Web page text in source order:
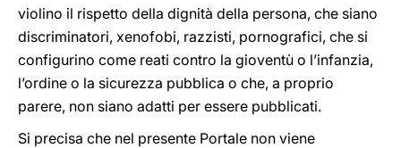
violino il rispetto della dignità della persona, che siano
discriminatori, xenofobi, razzisti, pornografici, che si
configurino come reati contro la gioventù o l’infanzia,
l’ordine o la sicurezza pubblica o che, a proprio
parere, non siano adatti per essere pubblicati.
Si precisa che nel presente Portale non viene